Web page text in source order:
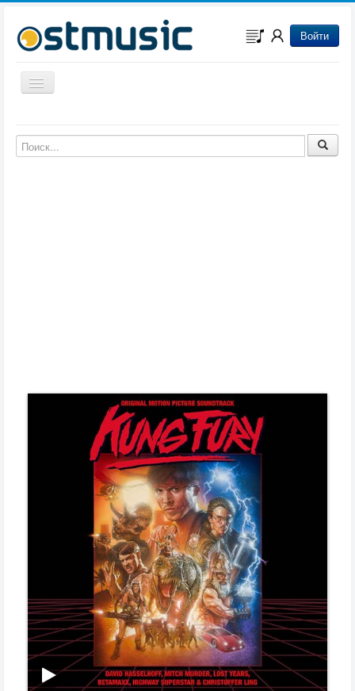
Войти
Включить/выключить навигацию
Музыка из мультфильмов
Музыка из сериалов